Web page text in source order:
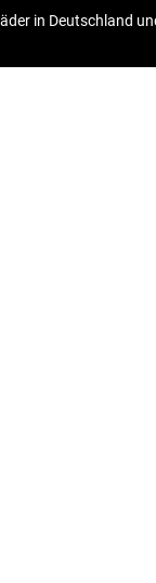
in Deutschland